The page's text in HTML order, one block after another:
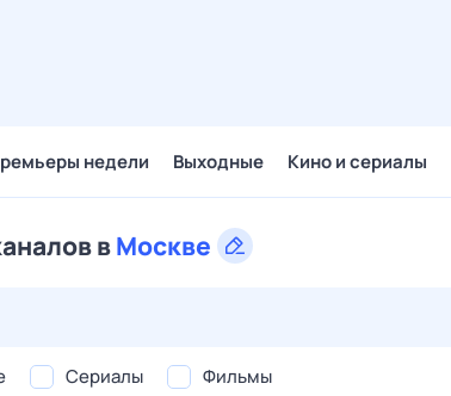
недели Выходные Кино и сериалы
вМоскве
Сериалы Фильмы